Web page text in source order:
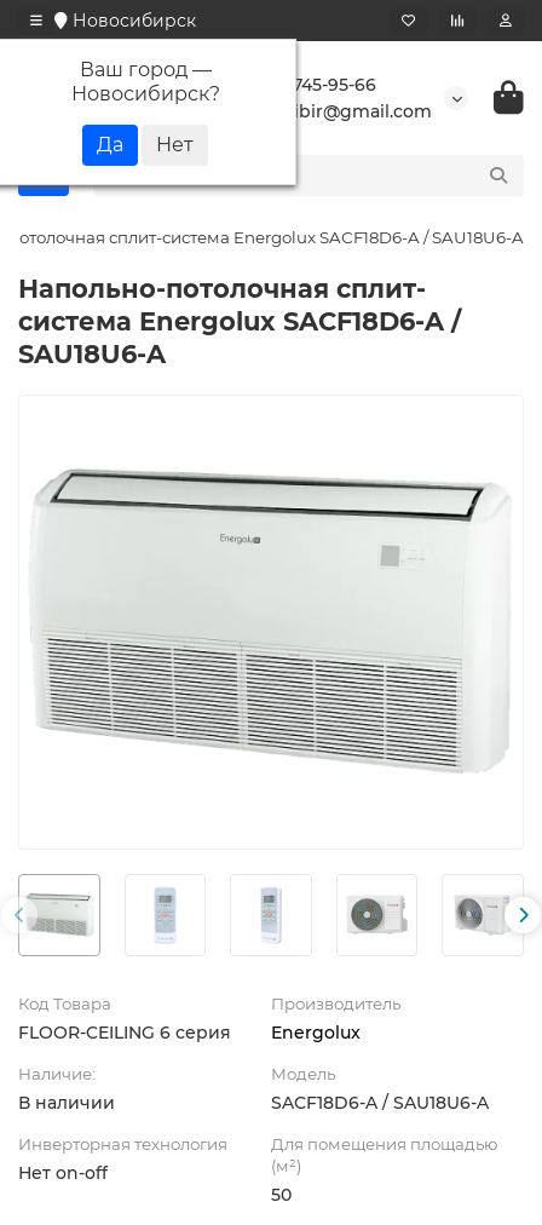
Новосибирск
Ваш город —
Новосибирск?
+7 923 745-95-66
buransibir@gmail.com
сплит-система Energolux SAСF18D6-A / SAU18U6-A
Напольно-потолочная сплит-
система Energolux SAСF18D6-A /
SAU18U6-A
Код Товара
FLOOR-CEILING 6 серия
Производитель
Energolux
Наличие:
В наличии
Модель
SAСF18D6-A / SAU18U6-A
Инверторная технология
Нет on-off
Для помещения площадью
(м²)
50